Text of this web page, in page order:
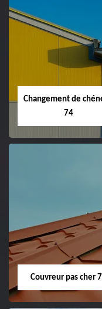
Changement de
74
Couvreur pas cher